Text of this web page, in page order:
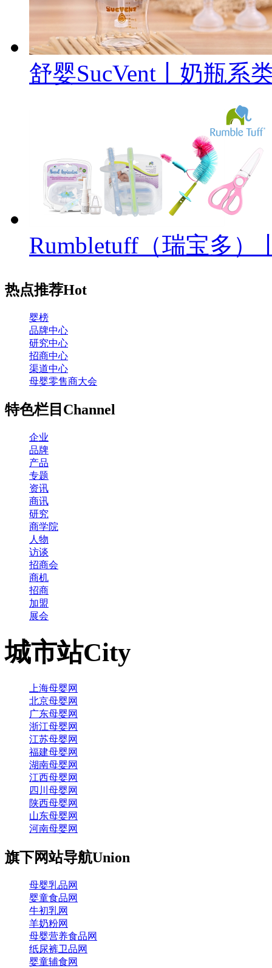
舒婴SucVent丨奶瓶系
Rumbletuff（瑞宝多）
热点推荐Hot
婴榜
品牌中心
研究中心
招商中心
渠道中心
母婴零售商大会
特色栏目 Channel
企业
品牌
产品
专题
资讯
商讯
研究
商学院
人物
访谈
招商会
商机
招商
加盟
展会
城市站City
上海母婴网
北京母婴网
广东母婴网
浙江母婴网
江苏母婴网
福建母婴网
湖南母婴网
江西母婴网
四川母婴网
陕西母婴网
山东母婴网
河南母婴网
旗下网站导航Union
母婴乳品网
婴童食品网
牛初乳网
羊奶粉网
母婴营养食品网
纸尿裤卫品网
婴童辅食网